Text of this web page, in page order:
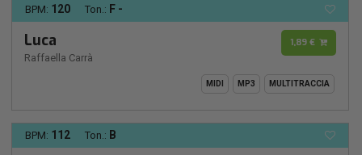
BPM: 120 Ton.: F -
Luca
Raffaella Carrà
1,89 €
MIDI MP3 MULTITRACCIA
BPM: 112 Ton.: B